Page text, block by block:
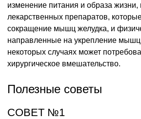
изменение питания и образа жизни,
лекарственных препаратов,
сокращение мышц желудка, и
направленные на укрепление мышц
некоторых случаях может
хирургическое вмешательство.
Полезные советы
СОВЕТ №1